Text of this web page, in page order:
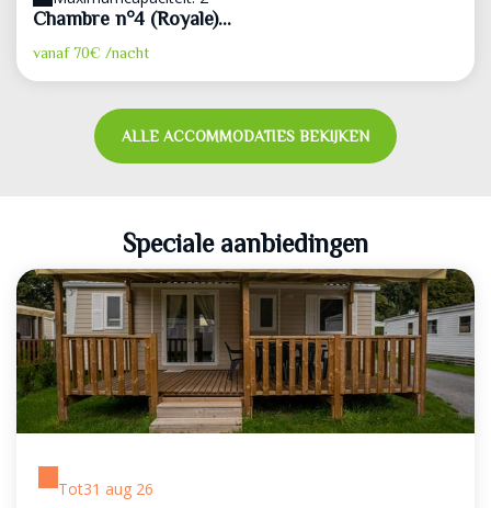
Chambre n°4 (Royale)...
vanaf70€ /nacht
ALLE ACCOMMODATIES BEKIJKEN
Speciale aanbiedingen
Tot31 aug 26